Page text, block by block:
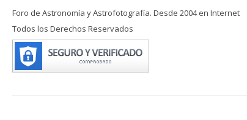
Foro de Astronomía y Astrofotografía. Desde 2004 en Internet
Todos los Derechos Reservados